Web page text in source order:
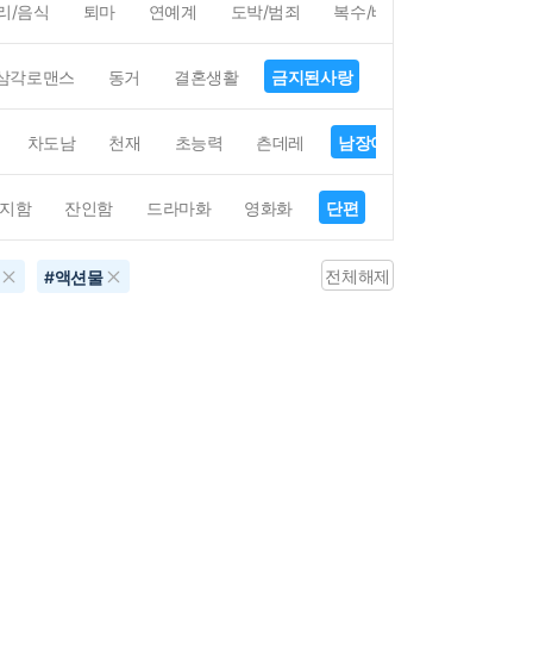
/음식 퇴마 연예계 도박/범죄 복수/배신
각로맨스 동거 결혼생활 금지된사랑
차도남 천재 초능력 츤데레 남장여자
함 잔인함 드라마화 영화화 단편
#액션물 전체해제